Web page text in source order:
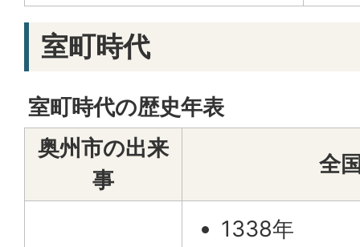
室町時代
室町時代の歴史年表
奥州市の出来
事
全
1338年